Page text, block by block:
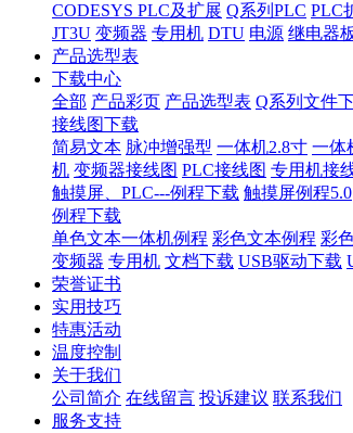
CODESYS PLC及扩展 Q系列PLC PLC
JT3U 变频器 专用机 DTU 电源 继电器
产品选型表
下载中心
全部 产品彩页 产品选型表 Q系列文件
接线图下载
简易文本 脉冲增强型 一体机2.8寸 一体
机 变频器接线图 PLC接线图 专用机接
触摸屏、PLC---例程下载 触摸屏例程5.0
例程下载
单色文本一体机例程 彩色文本例程 彩
变频器 专用机 文档下载 USB驱动下载
荣誉证书
实用技巧
特惠活动
温度控制
关于我们
公司简介 在线留言 投诉建议 联系我们
服务支持